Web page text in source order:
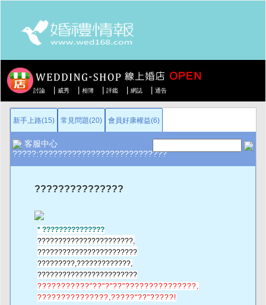
討論 威秀 相簿 評鑑 網誌 通告
新手上路(15) 常見問題(20) 會員好康權益(6)
客服中心
?????:???????????????????????????
???????????????
* ???????????????
???????????????????????,
????????????????????????
?????????,?????????????,
????????????????????????
???????????"??"?"??"???????????????,
???????????????,?????"??"?????!